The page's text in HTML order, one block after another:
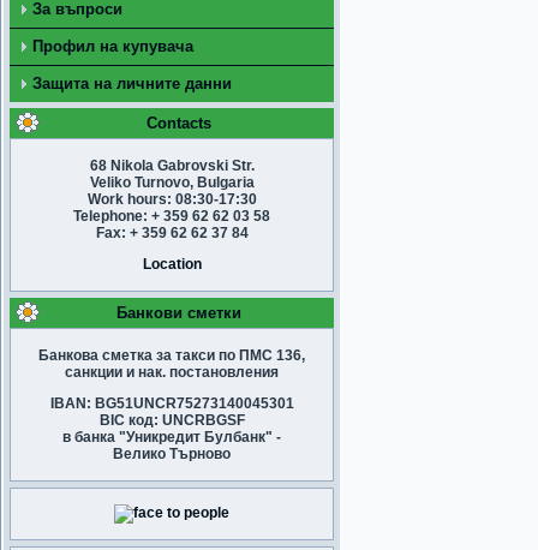
За въпроси
Профил на купувача
Защита на личните данни
Contacts
68 Nikola Gabrovski Str.
Veliko Turnovo, Bulgaria
Work hours: 08:30-17:30
Telephone: + 359 62 62 03 58
Fax: + 359 62 62 37 84
Location
Банкови сметки
Банкова сметка за такси по ПМС 136,
санкции и нак. постановления
IBAN: BG51UNCR75273140045301
BIC код: UNCRBGSF
в банка "Уникредит Булбанк" -
Велико Търново